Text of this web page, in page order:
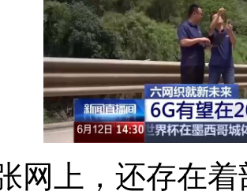
网上，还存在